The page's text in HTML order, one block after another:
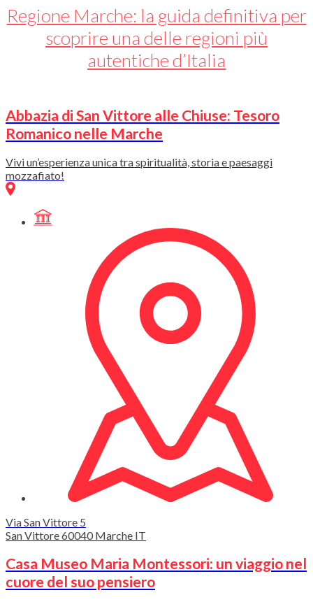
Regione Marche: la guida definitiva per
scoprire una delle regioni più
autentiche d’Italia
Abbazia di San Vittore alle Chiuse: Tesoro
Romanico nelle Marche
Vivi un’esperienza unica tra spiritualità, storia e paesaggi
mozzafiato!
Via San Vittore 5
San Vittore60040 Marche IT
Casa Museo Maria Montessori: un viaggio nel
cuore del suo pensiero